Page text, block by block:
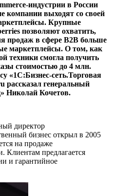
индустрии в России
компании выходят со своей
Крупные
позволяют охватить,
продаж в сфере B2B больше
маркетплейсы. О том, как
техники смогла получить
стоимостью до 4 млн.
«1С:Бизнес-сеть.Торговая
рассказал генеральный
Николай Кочетов.
директор
бизнес открыл в 2005
на продаже
Клиентам предлагается
и гарантийное